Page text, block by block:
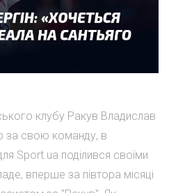
клубу Ракув Владислав
за свою команду, в
Sport.ua поділився своїми
вперше за півтора місяці